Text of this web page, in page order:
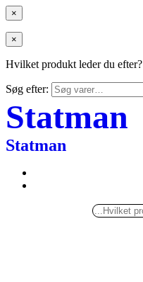
×
×
Hvilket produkt leder du efter?
Søg efter:
Statman
Statman